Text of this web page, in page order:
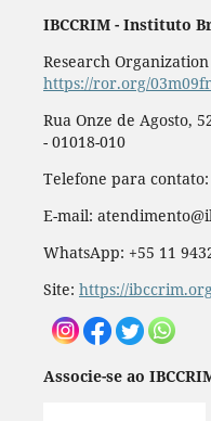
IBCCRIM - Instituto
Research Organization
https://ror.org/
Rua Onze de Agosto,
- 01018-010
Telefone para contato:
E-mail:
WhatsApp: +55 11
Site: https://
Associe-se ao